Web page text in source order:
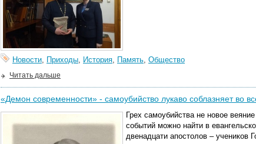
Новости, Приходы, История, Память, Общество
Читать дальше
«Демон современности» - самоубийство лукаво соблазняет во
Грех самоубийства не новое
событий можно найти в
двенадцати апостолов – учеников